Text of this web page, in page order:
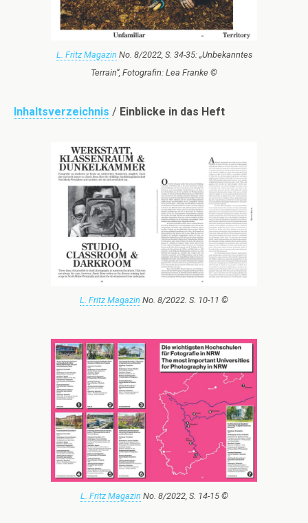
L. Fritz Magazin No. 8/2022, S. 34-35: „Unbekanntes
Terrain“, Fotografin: Lea Franke ©
Inhaltsverzeichnis / Einblicke in das Heft
L. Fritz Magazin No. 8/2022. S. 10-11 ©
L. Fritz Magazin No. 8/2022, S. 14-15 ©